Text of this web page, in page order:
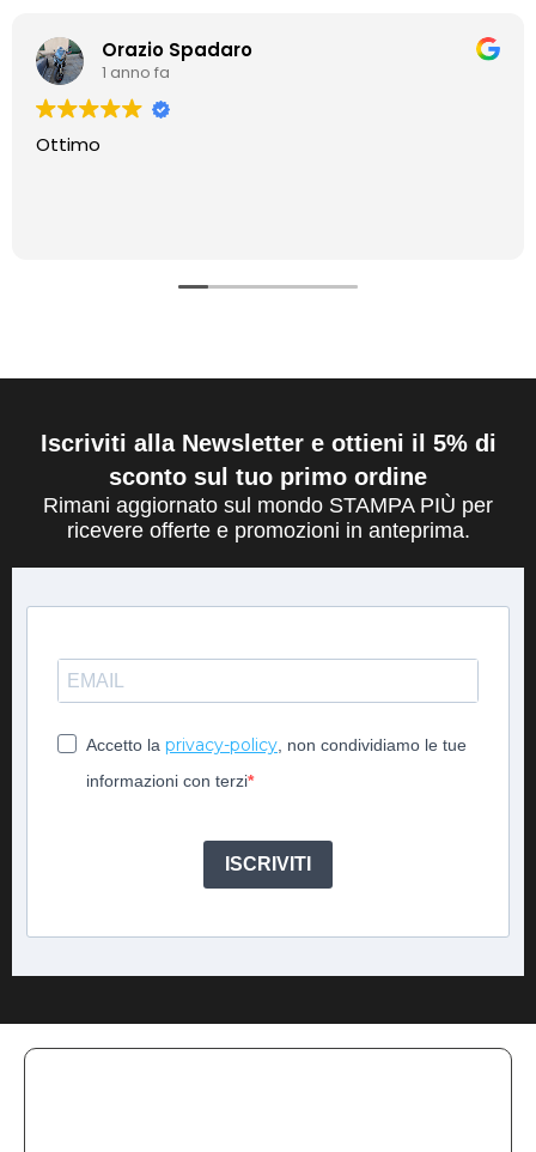
Orazio Spadaro
1 anno fa
Ottimo
Iscriviti alla Newsletter e ottieni il 5% di
sconto sul tuo primo ordine
Rimani aggiornato sul mondo STAMPA PIÙ per
ricevere offerte e promozioni in anteprima.
Accetto la privacy-policy , non condividiamo le tue
informazioni con terzi
ISCRIVITI